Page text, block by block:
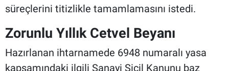
süreçlerini titizlikle tamamlamasını istedi.
Zorunlu Yıllık Cetvel Beyanı
Hazırlanan ihtarnamede 6948 numaralı yasa
kapsamındaki ilgili Sanayi Sicil Kanunu baz